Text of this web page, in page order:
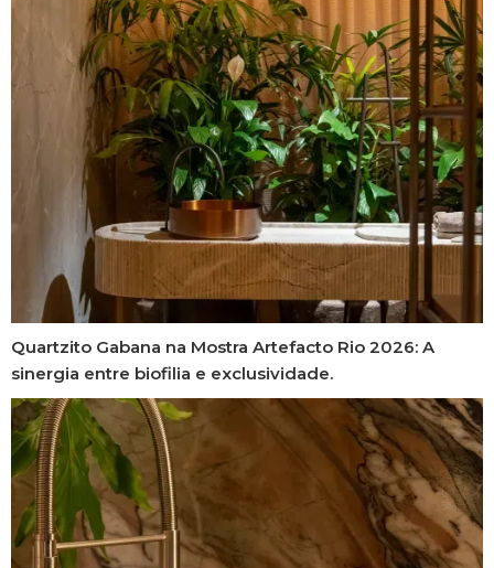
Quartzito Gabana na Mostra Artefacto Rio 2026: A
sinergia entre biofilia e exclusividade.